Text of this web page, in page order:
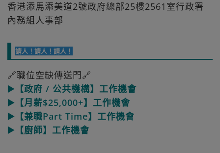
香港添馬添美道2號政府總部25樓2561室行政署
內務組人事部
請人！請人！請人！
🔗職位空缺傳送門🔗
▶️【政府 / 公共機構】工作機會
▶️【月薪$25,000+】工作機會
▶️【兼職Part Time】工作機會
▶️【廚師】工作機會